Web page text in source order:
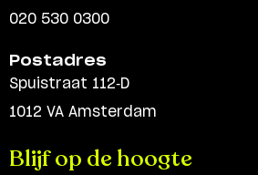
020 530 0300
Postadres
Spuistraat 112-D
1012 VA Amsterdam
Blijf op de hoogte